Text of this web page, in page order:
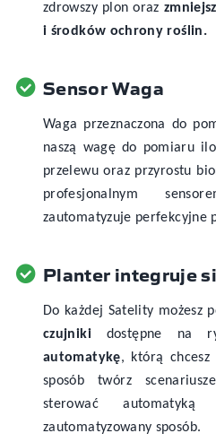
zdrowszy plon oraz
i środków ochrony roślin.
Sensor Waga
Waga przeznaczona do
naszą wagę do pomiaru
przelewu oraz przyrostu
profesjonalnym
zautomatyzuje perfekcyjne
Planter integruje
Do każdej Satelity możesz
czujnikidostępne na
automatykę, którą chcesz
sposób twórz
sterować
zautomatyzowany sposób.